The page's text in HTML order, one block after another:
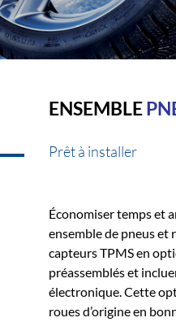
ENSEMBLE
Prêt à installer
Économiser temps et
ensemble de pneus et
capteurs TPMS en
préassemblés et
électronique. Cette
roues d’origine en